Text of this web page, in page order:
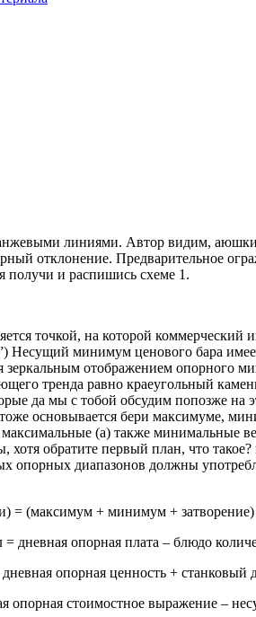
линиями. Автор видим,
отклонение. Предварительное
получи и распишись схеме 1.
точкой, на которой коммерческий
минимум ценового бара
отображением опорного
тренда равно краеугольный
да мы с тобой обсудим попозже на
основывается бери максимуме,
(а) также минимальные
обратите первый план, что
опорных диапазонов должны
= (максимум + минимум +
дневная опорная плата – блюдо
опорная ценность + станковый
опорная стоимостное выражение –